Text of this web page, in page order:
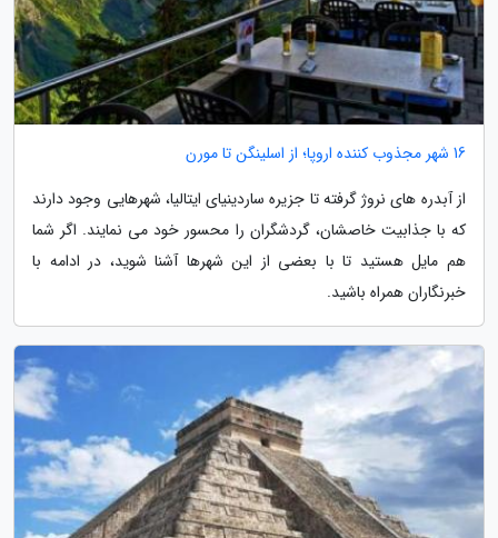
16 شهر مجذوب کننده اروپا؛ از اسلینگن تا مورن
از آبدره های نروژ گرفته تا جزیره ساردینیای ایتالیا، شهرهایی وجود دارند
که با جذابیت خاصشان، گردشگران را محسور خود می نمایند. اگر شما
هم مایل هستید تا با بعضی از این شهرها آشنا شوید، در ادامه با
خبرنگاران همراه باشید.